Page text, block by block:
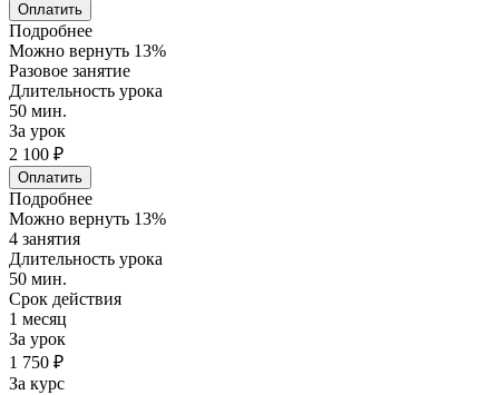
Оплатить
Подробнее
Можно вернуть 13%
Разовое занятие
Длительность урока
50 мин.
За урок
2 100 ₽
Оплатить
Подробнее
Можно вернуть 13%
4 занятия
Длительность урока
50 мин.
Срок действия
1 месяц
За урок
1 750 ₽
За курс